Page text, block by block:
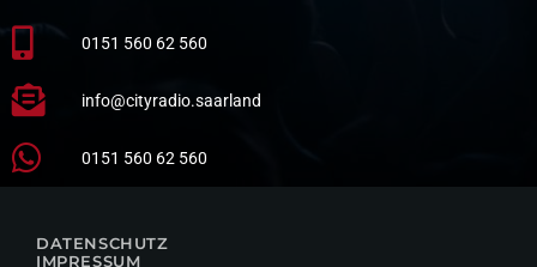
0151 560 62 560
info@cityradio.saarland
0151 560 62 560
DATENSCHUTZ
IMPRESSUM